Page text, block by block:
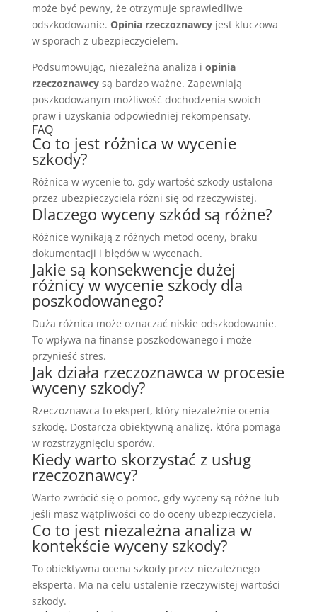
może być pewny, że otrzymuje sprawiedliwe
odszkodowanie. Opinia rzeczoznawcyjest kluczowa
w sporach z ubezpieczycielem.
Podsumowując, niezależna analiza i opinia
rzeczoznawcysą bardzo ważne. Zapewniają
poszkodowanym możliwość dochodzenia swoich
praw i uzyskania odpowiedniej rekompensaty.
FAQ
Co to jest różnica w wycenie
szkody?
Różnica w wycenie to, gdy wartość szkody ustalona
przez ubezpieczyciela różni się od rzeczywistej.
Dlaczego wyceny szkód są różne?
Różnice wynikają z różnych metod oceny, braku
dokumentacji i błędów w wycenach.
Jakie są konsekwencje dużej
różnicy w wycenie szkody dla
poszkodowanego?
Duża różnica może oznaczać niskie odszkodowanie.
To wpływa na finanse poszkodowanego i może
przynieść stres.
Jak działa rzeczoznawca w procesie
wyceny szkody?
Rzeczoznawca to ekspert, który niezależnie ocenia
szkodę. Dostarcza obiektywną analizę, która pomaga
w rozstrzygnięciu sporów.
Kiedy warto skorzystać z usług
rzeczoznawcy?
Warto zwrócić się o pomoc, gdy wyceny są różne lub
jeśli masz wątpliwości co do oceny ubezpieczyciela.
Co to jest niezależna analiza w
kontekście wyceny szkody?
To obiektywna ocena szkody przez niezależnego
eksperta. Ma na celu ustalenie rzeczywistej wartości
szkody.